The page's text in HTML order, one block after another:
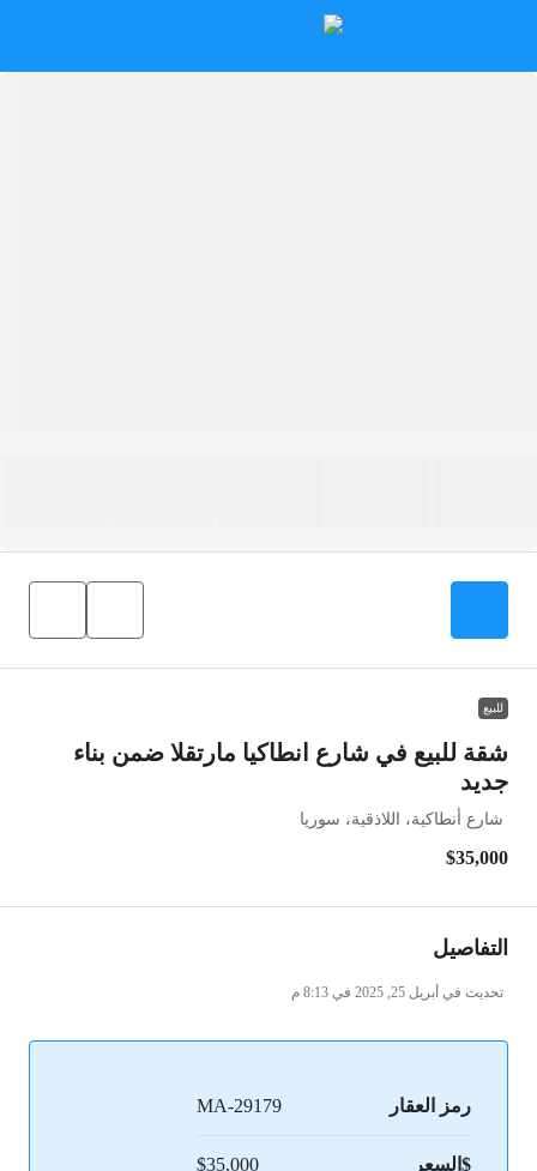
للبيع
شقة للبيع في شارع انطاكيا مارتقلا ضمن بناء
جديد
شارع أنطاكية، اللاذقية، سوريا
$35,000
التفاصيل
تحديث في أبريل 25, 2025 في 8:13 م
رمز العقار MA-29179
$السعر $35,000